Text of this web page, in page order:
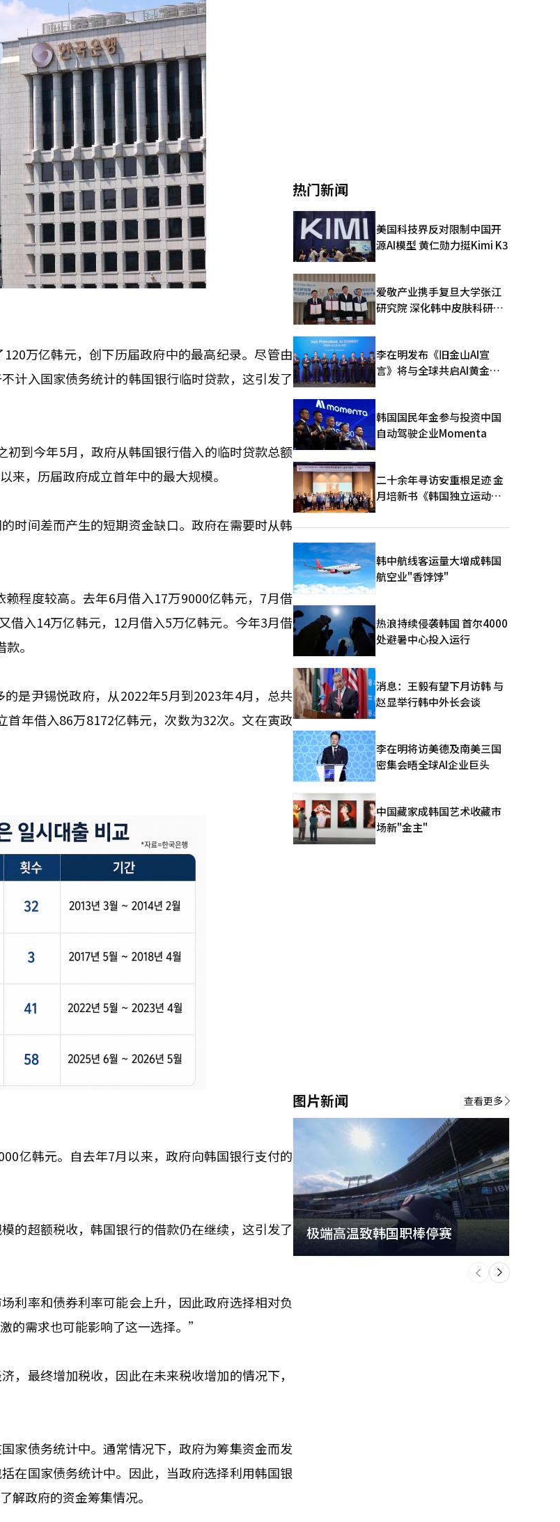
万亿韩元，创下历届政府中的最高纪录。尽管由
计入国家债务统计的韩国银行临时贷款，这引发了
到今年5月，政府从韩国银行借入的临时贷款总额
，历届政府成立首年中的最大规模。
时间差而产生的短期资金缺口。政府在需要时从韩
程度较高。去年6月借入17万9000亿韩元，7月借
借入14万亿韩元，12月借入5万亿韩元。今年3月借
。
是尹锡悦政府，从2022年5月到2023年4月，总共
年借入86万8172亿韩元，次数为32次。文在寅政
亿韩元。自去年7月以来，政府向韩国银行支付的
的超额税收，韩国银行的借款仍在继续，这引发了
利率和债券利率可能会上升，因此政府选择相对负
的需求也可能影响了这一选择。”
最终增加税收，因此在未来税收增加的情况下，
家债务统计中。通常情况下，政府为筹集资金而发
在国家债务统计中。因此，当政府选择利用韩国银
解政府的资金筹集情况。
热门新闻
美国科技界反对限制中国开
源AI模型 黄仁勋力挺Kimi K3
爱敬产业携手复旦大学张江
研究院 深化韩中皮肤科研合
李在明发布《旧金山AI宣
言》将与全球共启AI黄金时
韩国国民年金参与投资中国
自动驾驶企业Momenta
二十余年寻访安重根足迹 金
月培新书《韩国独立运动圣
版
韩中航线客运量大增成韩国
航空业"香饽饽"
热浪持续侵袭韩国 首尔4000
处避暑中心投入运行
消息：王毅有望下月访韩 与
赵显举行韩中外长会谈
李在明将访美德及南美三国
密集会晤全球AI企业巨头
中国藏家成韩国艺术收藏市
场新"金主"
图片新闻
极端高温致韩国职棒停赛
下
一
个
查看更多